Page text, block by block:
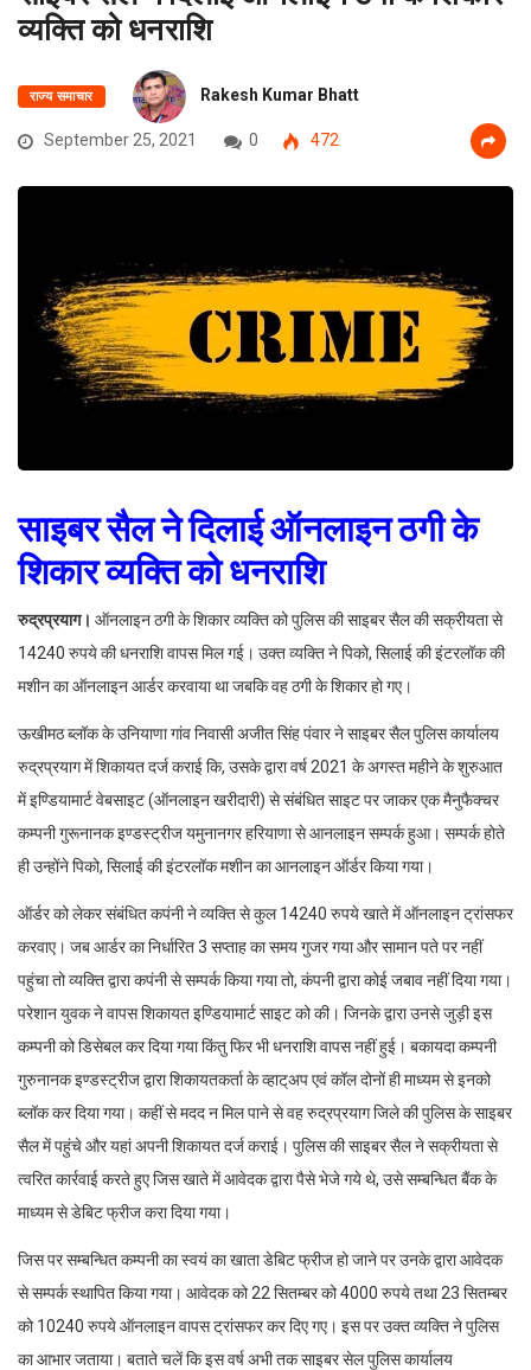
व्यक्ति को धनराशि
राज्य समाचार Rakesh Kumar Bhatt
September 25, 2021 0 472
साइबर सैल ने दिलाई ऑनलाइन ठगी के
शिकार व्यक्ति को धनराशि
रुद्रप्रयाग। ऑनलाइन ठगी के शिकार व्यक्ति को पुलिस की साइबर सैल की सक्रीयता से
14240 रुपये की धनराशि वापस मिल गई। उक्त व्यक्ति ने पिको, सिलाई की इंटरलॉक की
मशीन का ऑनलाइन आर्डर करवाया था जबकि वह ठगी के शिकार हो गए।
ऊखीमठ ब्लॉक के उनियाणा गांव निवासी अजीत सिंह पंवार ने साइबर सैल पुलिस कार्यालय
रुद्रप्रयाग में शिकायत दर्ज कराई कि, उसके द्वारा वर्ष 2021 के अगस्त महीने के शुरुआत
में इण्डियामार्ट वेबसाइट (ऑनलाइन खरीदारी) से संबंधित साइट पर जाकर एक मैनुफैक्चर
कम्पनी गुरूनानक इण्डस्ट्रीज यमुनानगर हरियाणा से आनलाइन सम्पर्क हुआ। सम्पर्क होते
ही उन्होंने पिको, सिलाई की इंटरलॉक मशीन का आनलाइन ऑर्डर किया गया।
ऑर्डर को लेकर संबंधित कपंनी ने व्यक्ति से कुल 14240 रुपये खाते में ऑनलाइन ट्रांसफर
करवाए। जब आर्डर का निर्धारित 3 सप्ताह का समय गुजर गया और सामान पते पर नहीं
पहुंचा तो व्यक्ति द्वारा कपंनी से सम्पर्क किया गया तो, कंपनी द्वारा कोई जबाव नहीं दिया गया।
परेशान युवक ने वापस शिकायत इण्डियामार्ट साइट को की। जिनके द्वारा उनसे जुड़ी इस
कम्पनी को डिसेबल कर दिया गया किंतु फिर भी धनराशि वापस नहीं हुई। बकायदा कम्पनी
गुरुनानक इण्डस्ट्रीज द्वारा शिकायतकर्ता के व्हाट्अप एवं कॉल दोनों ही माध्यम से इनको
ब्लॉक कर दिया गया। कहीं से मदद न मिल पाने से वह रुद्रप्रयाग जिले की पुलिस के साइबर
सैल में पहुंचे और यहां अपनी शिकायत दर्ज कराई। पुलिस की साइबर सैल ने सक्रीयता से
त्वरित कार्रवाई करते हुए जिस खाते में आवेदक द्वारा पैसे भेजे गये थे, उसे सम्बन्धित बैंक के
माध्यम से डेबिट फ्रीज करा दिया गया।
जिस पर सम्बन्धित कम्पनी का स्वयं का खाता डेबिट फ्रीज हो जाने पर उनके द्वारा आवेदक
से सम्पर्क स्थापित किया गया। आवेदक को 22 सितम्बर को 4000 रुपये तथा 23 सितम्बर
को 10240 रुपये ऑनलाइन वापस ट्रांसफर कर दिए गए। इस पर उक्त व्यक्ति ने पुलिस
का आभार जताया। बताते चलें कि इस वर्ष अभी तक साइबर सेल पुलिस कार्यालय